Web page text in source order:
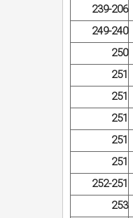
239-206
249-240
250
251
251
251
251
251
252-251
253